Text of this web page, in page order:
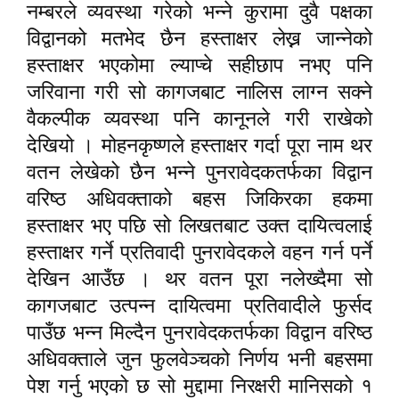
नम्बरले व्यवस्था गरेको भन्ने कुरामा दुवै पक्षका
विद्वानको मतभेद छैन हस्ताक्षर लेख्न जान्नेको
हस्ताक्षर भएकोमा ल्याप्चे सहीछाप नभए पनि
जरिवाना गरी सो कागजबाट नालिस लाग्न सक्ने
वैकल्पीक व्यवस्था पनि कानूनले गरी राखेको
देखियो । मोहनकृष्णले हस्ताक्षर गर्दा पूरा नाम थर
वतन लेखेको छैन भन्ने पुनरावेदकतर्फका विद्वान
वरिष्ठ अधिवक्ताको बहस जिकिरका हकमा
हस्ताक्षर भए पछि सो लिखतबाट उक्त दायित्वलाई
हस्ताक्षर गर्ने प्रतिवादी पुनरावेदकले वहन गर्न पर्ने
देखिन आउँछ । थर वतन पूरा नलेख्दैमा सो
कागजबाट उत्पन्न दायित्वमा प्रतिवादीले फुर्सद
पाउँछ भन्न मिल्दैन पुनरावेदकतर्फका विद्वान वरिष्ठ
अधिवक्ताले जुन फुलवेञ्चको निर्णय भनी बहसमा
पेश गर्नु भएको छ सो मुद्दामा निरक्षरी मानिसको १